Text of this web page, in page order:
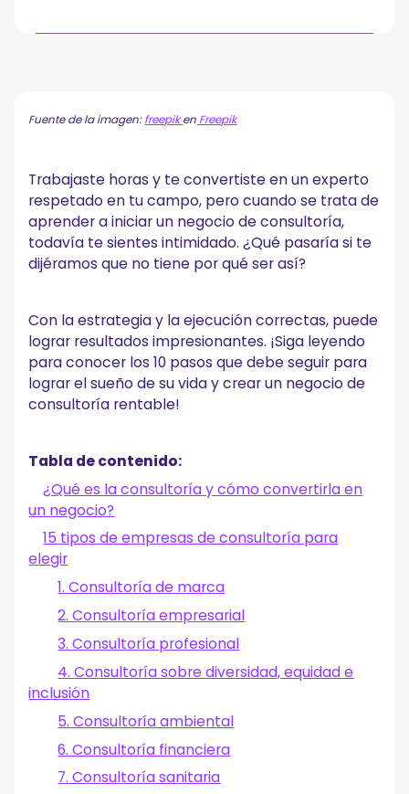
15 tipos de empresas de consultoría para elegir
3. Consultoría profesional
4. Consultoría sobre diversidad, equidad e inclusión
5. Consultoría ambiental
6. Consultoría financiera
7. Consultoría sanitaria
8. Consultoría de Recursos Humanos
11. Consultoría de marketing
12. Consultoría de operaciones
13. Consultoría de relaciones públicas
14. Consultoría de ventas
15. Consultoría estratégica
1. Encuentra tu nicho
3. Elija su modelo y estructura de negocio de consultoría
4. Cree un plan de negocios y prepárese
5. Contrata a las personas adecuadas
6. Invierta en las herramientas adecuadas
7. Desarrolle un plan de marketing
8. Cree y fije el precio de su oferta de servicios de
9. Encuentre clientes potenciales
10. Cierre acuerdos para rentabilizar su negocio de
¡Comience su exitoso negocio de consultoría hoy
mismo!
Fuente de la imagen:freepiken Freepik
Trabajaste horas y te convertiste en un experto
respetado en tu campo, pero cuando se trata de
aprender a iniciar un negocio de consultoría,
todavía te sientes intimidado. ¿Qué pasaría si te
dijéramos que no tiene por qué ser así?
Con la estrategia y la ejecución correctas, puede
lograr resultados impresionantes. ¡Siga leyendo
para conocer los 10 pasos que debe seguir para
lograr el sueño de su vida y crear un negocio de
consultoría rentable!
Tabla de contenido:
¿Qué es la consultoría y cómo convertirla en
un negocio?
15 tipos de empresas de consultoría para
elegir
1. Consultoría de marca
2. Consultoría empresarial
3. Consultoría profesional
4. Consultoría sobre diversidad, equidad e
inclusión
5. Consultoría ambiental
6. Consultoría financiera
7. Consultoría sanitaria